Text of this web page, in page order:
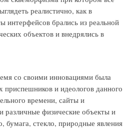
реалистично, как в
интерфейсов брались из реальной
объектов и внедрялись в
со своими инновациями была
и идеологов данного
времени, сайты и
различные физические объекты и
бумага, стекло, природные явления